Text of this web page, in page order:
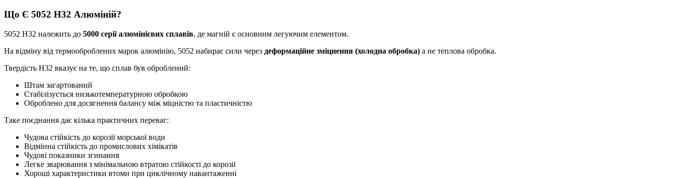
Що Є 5052 H32 Алюміній?
5052 H32 належить до 5000 серії алюмінієвих сплавів, де магній є основним легуючим елементом.
На відміну від термооброблених марок алюмінію, 5052 набирає сили через деформаційне зміцнення (холодна обробка) а не теплова обробка.
Твердість H32 вказує на те, що сплав був оброблений:
Штам загартований
Стабілізується низькотемпературною обробкою
Оброблено для досягнення балансу між міцністю та пластичністю
Таке поєднання дає кілька практичних переваг:
Чудова стійкість до корозії морської води
Відмінна стійкість до промислових хімікатів
Чудові показники згинання
Легке зварювання з мінімальною втратою стійкості до корозії
Хороші характеристики втоми при циклічному навантаженні